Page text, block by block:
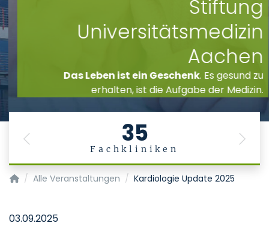
Stiftung
Universitätsmedizin
Aachen
Das Leben ist ein Geschenk. Es gesund zu
erhalten, ist die Aufgabe der Medizin.
35
Fachkliniken
Previous Next
Startseite
Alle Veranstaltungen Kardiologie Update 2025
03.09.2025